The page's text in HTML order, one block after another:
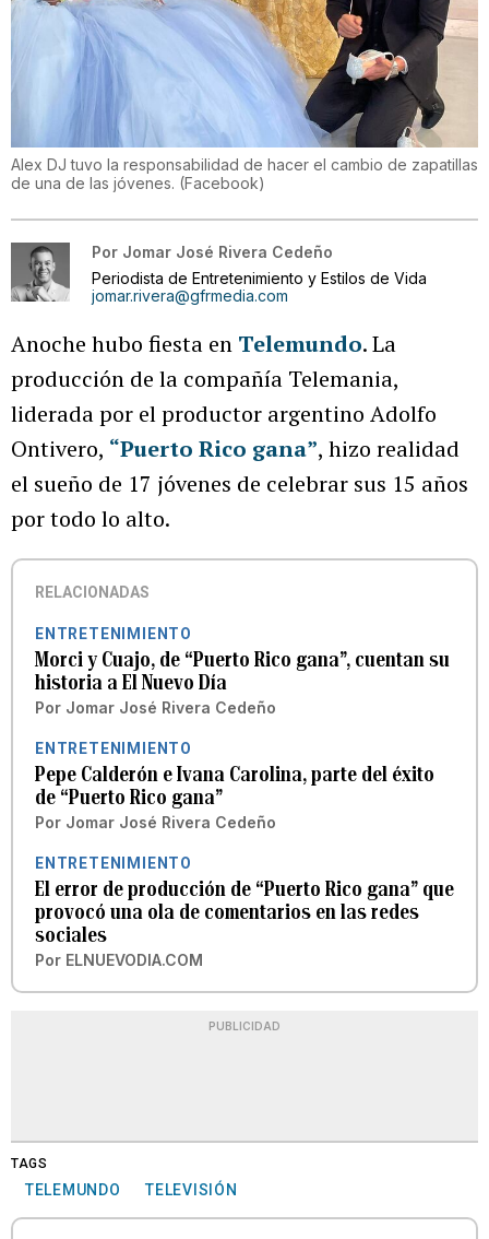
Alex DJ tuvo la responsabilidad de hacer el cambio de zapatillas
de una de las jóvenes. (Facebook)
Por Jomar José Rivera Cedeño
Periodista de Entretenimiento y Estilos de Vida
jomar.rivera@gfrmedia.com
Anoche hubo fiesta en Telemundo. La
producción de la compañía Telemania,
liderada por el productor argentino Adolfo
Ontivero, “Puerto Rico gana”, hizo realidad
el sueño de 17 jóvenes de celebrar sus 15 años
por todo lo alto.
RELACIONADAS
ENTRETENIMIENTO
Morci y Cuajo, de “Puerto Rico gana”, cuentan su
historia a El Nuevo Día
Por Jomar José Rivera Cedeño
ENTRETENIMIENTO
Pepe Calderón e Ivana Carolina, parte del éxito
de “Puerto Rico gana”
Por Jomar José Rivera Cedeño
ENTRETENIMIENTO
El error de producción de “Puerto Rico gana” que
provocó una ola de comentarios en las redes
sociales
Por ELNUEVODIA.COM
PUBLICIDAD
TAGS
TELEMUNDO TELEVISIÓN